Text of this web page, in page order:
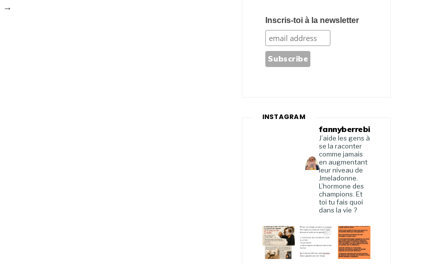
→
Inscris-toi à la newsletter
INSTAGRAM
fannyberrebi
J’aide les gens à
se la raconter
comme jamais
en augmentant
leur niveau de
Jmeladonne.
L’hormone des
champions. Et
toi tu fais quoi
dans la vie ?